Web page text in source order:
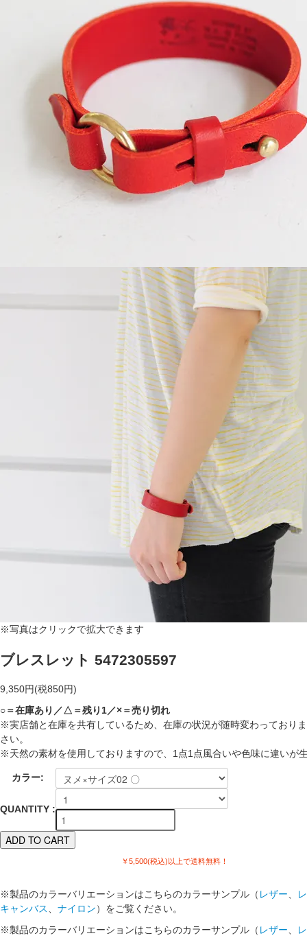
※写真はクリックで拡大できます
ブレスレット 5472305597
9,350円(税850円)
○＝在庫あり／△＝残り1／×＝売り切れ
※実店舗と在庫を共有しているため、在庫の状況が随時変わっており
さい。
※天然の素材を使用しておりますので、1点1点風合いや色味に違いが
カラー:
QUANTITY :
￥5,500(税込)以上で送料無料！
※製品のカラーバリエーションはこちらのカラーサンプル（ レザー
キャンバス
ナイロン）をご覧ください。
※製品のカラーバリエーションはこちらのカラーサンプル（ レザー